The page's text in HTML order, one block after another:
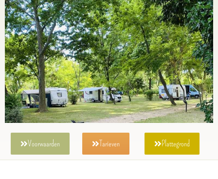
Voorwaarden Tarieven Plattegrond